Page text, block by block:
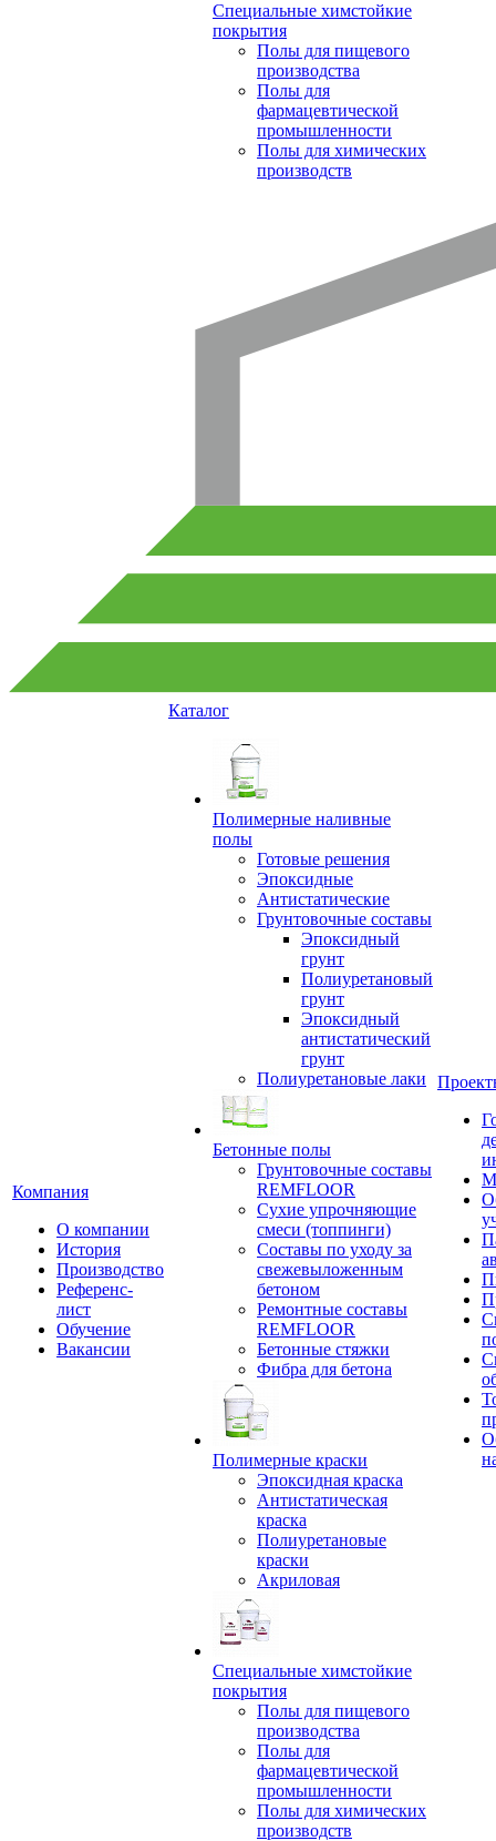
Специальные химстойкие
покрытия
Полы для пищевого
производства
Полы для
фармацевтической
промышленности
Полы для химических
производств
Компания
О компании
История
Производство
Референс-
лист
Обучение
Вакансии
Каталог
Полимерные наливные
полы
Готовые решения
Эпоксидные
Антистатические
Грунтовочные составы
Эпоксидный
грунт
Полиуретановый
грунт
Эпоксидный
антистатический
грунт
Полиуретановые лаки
Бетонные полы
Грунтовочные составы
REMFLOOR
Сухие упрочняющие
смеси (топпинги)
Составы по уходу за
свежевыложенным
бетоном
Ремонтные составы
REMFLOOR
Бетонные стяжки
Фибра для бетона
Полимерные краски
Эпоксидная краска
Антистатическая
краска
Полиуретановые
краски
Акриловая
Специальные химстойкие
покрытия
Полы для пищевого
производства
Полы для
фармацевтической
промышленности
Полы для химических
производств